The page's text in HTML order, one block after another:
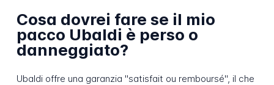
Cosa dovrei fare se il mio
pacco Ubaldi è perso o
danneggiato?
Ubaldi offre una garanzia "satisfait ou remboursé", il che